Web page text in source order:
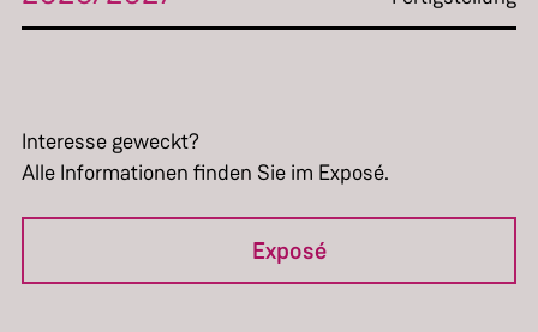
Interesse geweckt?
Alle Informationen finden Sie im Exposé.
Exposé